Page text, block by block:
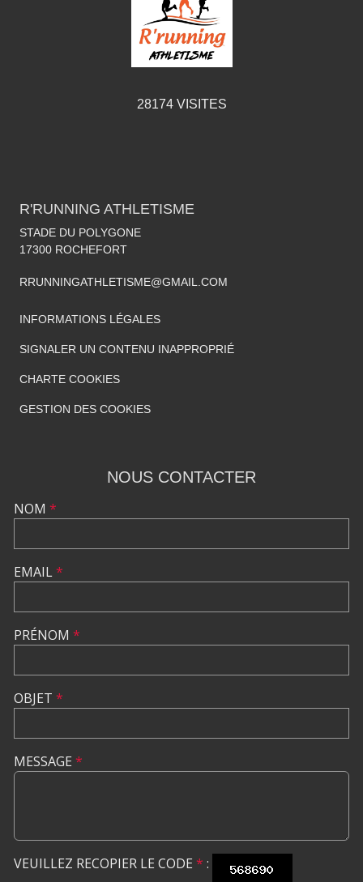
28174VISITES
R'RUNNING ATHLETISME
STADE DU POLYGONE
17300 ROCHEFORT
RRUNNINGATHLETISME@GMAIL.COM
INFORMATIONS LÉGALES
SIGNALER UN CONTENU INAPPROPRIÉ
CHARTE COOKIES
GESTION DES COOKIES
NOUS CONTACTER
NOM *
EMAIL*
PRÉNOM *
OBJET *
MESSAGE *
VEUILLEZ RECOPIER LE CODE * :